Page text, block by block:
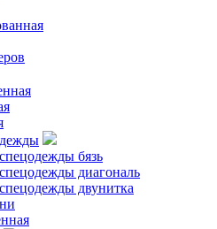
бязь
диагональ
двунитка